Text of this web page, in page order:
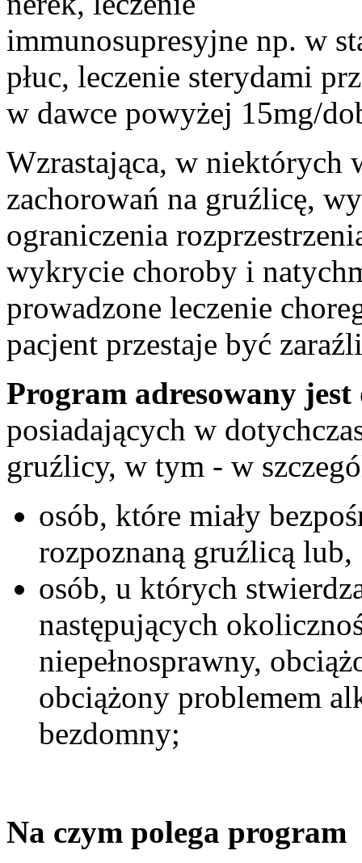
immunosupresyjne np. w
płuc, leczenie sterydami
w dawce powyżej 15mg/
Wzrastająca, w niektórych
zachorowań na gruźlicę,
ograniczenia
wykrycie choroby i
prowadzone leczenie
pacjent przestaje być
Program adresowany
posiadających w
gruźlicy, w tym - w
osób, które miały
rozpoznaną gruźlicą lub,
osób, u których
następujących
niepełnosprawny,
obciążony problemem
bezdomny;
Na czym polega program